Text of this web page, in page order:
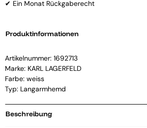
✔ Ein Monat Rückgaberecht
Produktinformationen
Artikelnummer: 1692713
Marke: KARL LAGERFELD
Farbe: weiss
Typ: Langarmhemd
Beschreibung